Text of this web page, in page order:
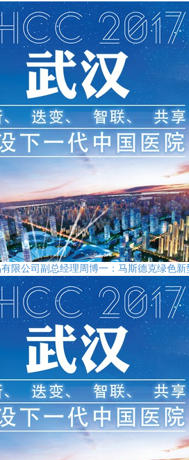
限公司副总经理周博一：马斯德克绿色